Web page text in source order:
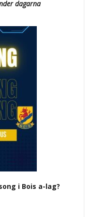
dagarna
i Bois a-lag?